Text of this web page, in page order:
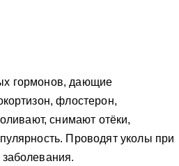
гормонов, дающие
флостерон,
снимают отёки,
Проводят уколы при